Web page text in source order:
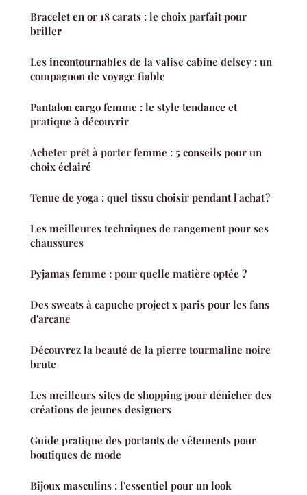
Bracelet en or 18 carats : le choix parfait pour
briller
Les incontournables de la valise cabine delsey : un
compagnon de voyage fiable
Pantalon cargo femme : le style tendance et
pratique à découvrir
Acheter prêt à porter femme : 5 conseils pour un
choix éclairé
Tenue de yoga : quel tissu choisir pendant l'achat ?
Les meilleures techniques de rangement pour ses
chaussures
Pyjamas femme : pour quelle matière optée ?
Des sweats à capuche project x paris pour les fans
d'arcane
Découvrez la beauté de la pierre tourmaline noire
brute
Les meilleurs sites de shopping pour dénicher des
créations de jeunes designers
Guide pratique des portants de vêtements pour
boutiques de mode
Bijoux masculins : l'essentiel pour un look